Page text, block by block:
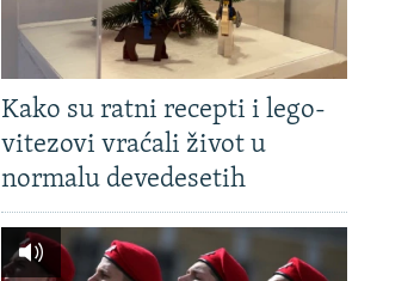
Kako su ratni recepti i lego-
vitezovi vraćali život u
normalu devedesetih